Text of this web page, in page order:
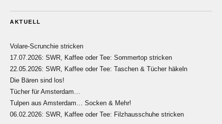
AKTUELL
Volare-Scrunchie stricken
17.07.2026: SWR, Kaffee oder Tee: Sommertop stricken
22.05.2026: SWR, Kaffee oder Tee: Taschen & Tücher häkeln
Die Bären sind los!
Tücher für Amsterdam…
Tulpen aus Amsterdam… Socken & Mehr!
06.02.2026: SWR, Kaffee oder Tee: Filzhausschuhe stricken